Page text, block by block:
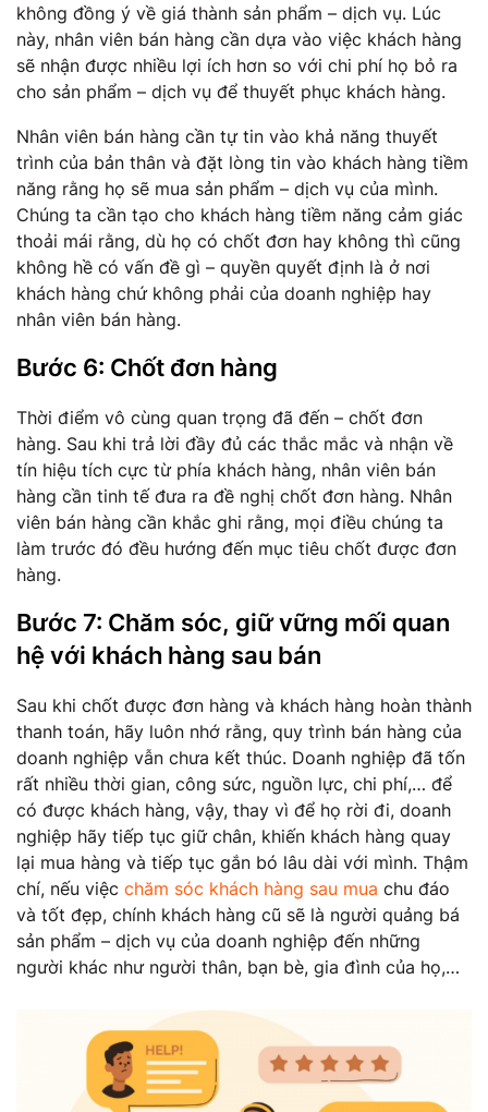
không đồng ý về giá thành sản phẩm – dịch vụ. Lúc
này, nhân viên bán hàng cần dựa vào việc khách hàng
sẽ nhận được nhiều lợi ích hơn so với chi phí họ bỏ ra
cho sản phẩm – dịch vụ để thuyết phục khách hàng.
Nhân viên bán hàng cần tự tin vào khả năng thuyết
trình của bản thân và đặt lòng tin vào khách hàng tiềm
năng rằng họ sẽ mua sản phẩm – dịch vụ của mình.
Chúng ta cần tạo cho khách hàng tiềm năng cảm giác
thoải mái rằng, dù họ có chốt đơn hay không thì cũng
không hề có vấn đề gì – quyền quyết định là ở nơi
khách hàng chứ không phải của doanh nghiệp hay
nhân viên bán hàng.
Bước 6: Chốt đơn hàng
Thời điểm vô cùng quan trọng đã đến – chốt đơn
hàng. Sau khi trả lời đầy đủ các thắc mắc và nhận về
tín hiệu tích cực từ phía khách hàng, nhân viên bán
hàng cần tinh tế đưa ra đề nghị chốt đơn hàng. Nhân
viên bán hàng cần khắc ghi rằng, mọi điều chúng ta
làm trước đó đều hướng đến mục tiêu chốt được đơn
hàng.
Bước 7: Chăm sóc, giữ vững mối quan
hệ với khách hàng sau bán
Sau khi chốt được đơn hàng và khách hàng hoàn thành
thanh toán, hãy luôn nhớ rằng, quy trình bán hàng của
doanh nghiệp vẫn chưa kết thúc. Doanh nghiệp đã tốn
rất nhiều thời gian, công sức, nguồn lực, chi phí,… để
có được khách hàng, vậy, thay vì để họ rời đi, doanh
nghiệp hãy tiếp tục giữ chân, khiến khách hàng quay
lại mua hàng và tiếp tục gắn bó lâu dài với mình. Thậm
chí, nếu việc chăm sóc khách hàng sau mua chu đáo
và tốt đẹp, chính khách hàng cũ sẽ là người quảng bá
sản phẩm – dịch vụ của doanh nghiệp đến những
người khác như người thân, bạn bè, gia đình của họ,…